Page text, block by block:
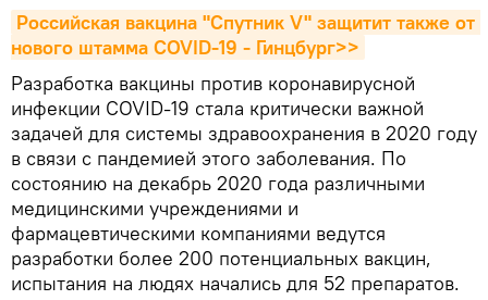
Российская вакцина "Спутник V" защитит также от
нового штамма COVID-19 - Гинцбург>>
Разработка вакцины против коронавирусной
инфекции COVID-19 стала критически важной
задачей для системы здравоохранения в 2020 году
в связи с пандемией этого заболевания. По
состоянию на декабрь 2020 года различными
медицинскими учреждениями и
фармацевтическими компаниями ведутся
разработки более 200 потенциальных вакцин,
испытания на людях начались для 52 препаратов.